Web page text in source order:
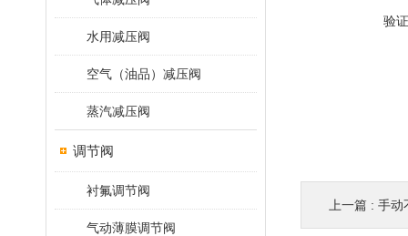
水用减压阀
空气（油品）减压阀
蒸汽减压阀
调节阀
衬氟调节阀
气动薄膜调节阀
验
上一篇 : 手动